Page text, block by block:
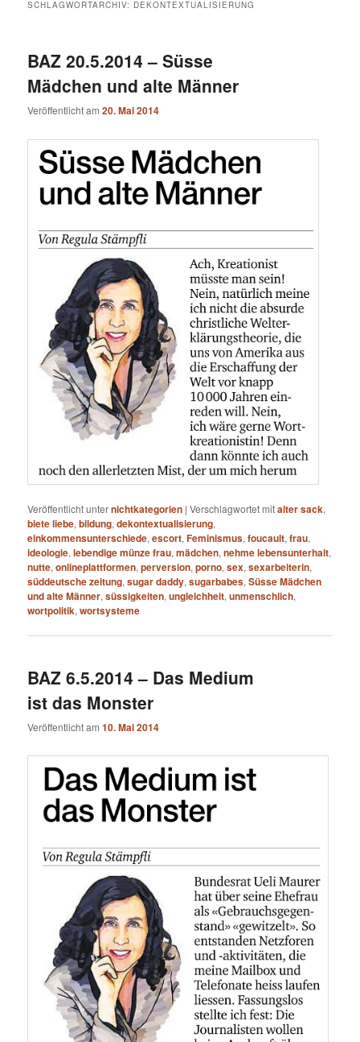
SCHLAGWORTARCHIV: DEKONTEXTUALISIERUNG
BAZ 20.5.2014 – Süsse
Mädchen und alte Männer
Veröffentlicht am20. Mai 2014
Veröffentlicht unternichtkategorien |Verschlagwortet mitalter sack,
biete liebe,bildung,dekontextualisierung,
einkommensunterschiede,escort,Feminismus,foucault,frau,
ideologie,lebendige münze frau,mädchen,nehme lebensunterhalt,
nutte,onlineplattformen,perversion,porno,sex,sexarbeiterin,
süddeutsche zeitung,sugar daddy,sugarbabes,Süsse Mädchen
und alte Männer,süssigkeiten,ungleichheit,unmenschlich,
wortpolitik,wortsysteme
BAZ 6.5.2014 – Das Medium
ist das Monster
Veröffentlicht am10. Mai 2014